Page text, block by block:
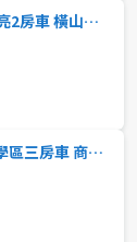
青埔買房 大園買房 翔譽17明亮2房車 橫山書法公園旁
桃園買屋 南崁買房 南崁文教學區三房車 商家林立徒步學區